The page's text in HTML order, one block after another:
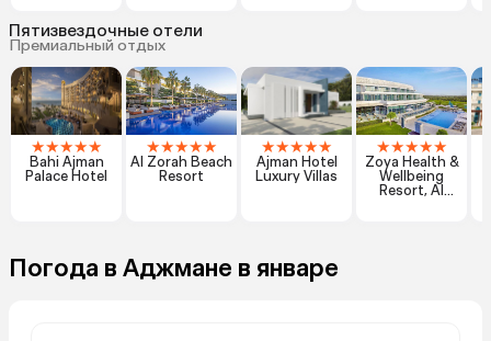
Пятизвездочные отели
Премиальный отдых
★★★★★
Bahi Ajman
Palace Hotel
★★★★★
Al Zorah Beach
Resort
★★★★★
Ajman Hotel
Luxury Villas
★★★★★
Zoya Health &
Wellbeing
Resort, Al
Погода в Аджмане в январе